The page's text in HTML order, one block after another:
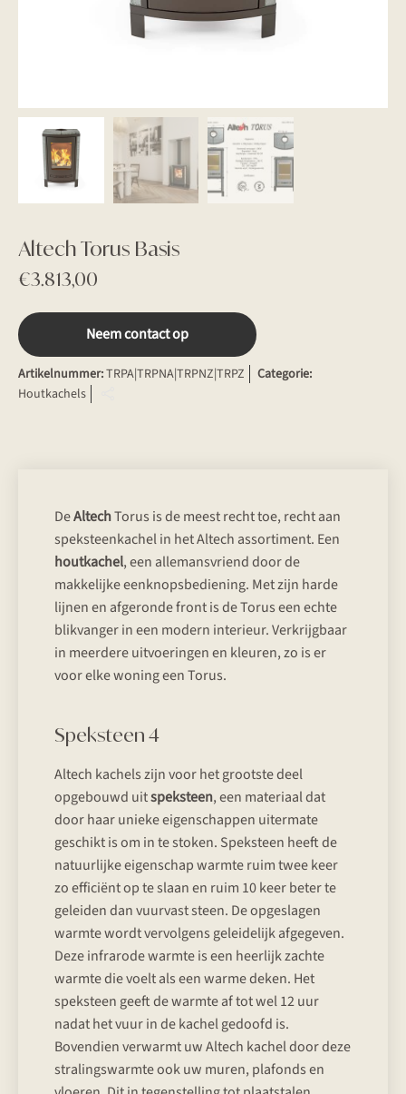
Altech Torus Basis
€3.813,00
Neem contact op
Artikelnummer:TRPA|TRPNA|TRPNZ|TRPZ
Categorie:
Houtkachels
DeAltechTorus is de meest recht toe, recht aan
speksteenkachel in het Altech assortiment. Een
houtkachel, een allemansvriend door de
makkelijke eenknopsbediening. Met zijn harde
lijnen en afgeronde front is de Torus een echte
blikvanger in een modern interieur. Verkrijgbaar
in meerdere uitvoeringen en kleuren, zo is er
voor elke woning een Torus.
Speksteen 4
Altech kachels zijn voor het grootste deel
opgebouwd uitspeksteen, een materiaal dat
door haar unieke eigenschappen uitermate
geschikt is om in te stoken. Speksteen heeft de
natuurlijke eigenschap warmte ruim twee keer
zo efficiënt op te slaan en ruim 10 keer beter te
geleiden dan vuurvast steen. De opgeslagen
warmte wordt vervolgens geleidelijk afgegeven.
Deze infrarode warmte is een heerlijk zachte
warmte die voelt als een warme deken. Het
speksteen geeft de warmte af tot wel 12 uur
nadat het vuur in de kachel gedoofd is.
Bovendien verwarmt uw Altech kachel door deze
stralingswarmte ook uw muren, plafonds en